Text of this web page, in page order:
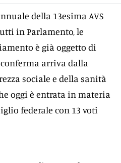
della 13esima AVS
in Parlamento, le
è già oggetto di
arriva dalla
sociale e della sanità
oggi è entrata in materia
federale con 13 voti